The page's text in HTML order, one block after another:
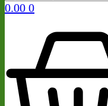
0.00 0